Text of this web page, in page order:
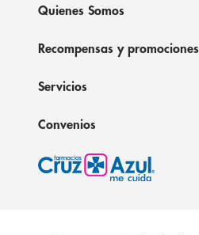
Quienes Somos
Recompensas y promociones
Servicios
Convenios